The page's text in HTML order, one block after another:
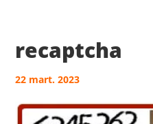
recaptcha
22 mart. 2023